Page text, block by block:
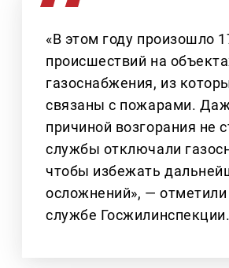
«В этом году произошло
происшествий на
газоснабжения, из
связаны с пожарами.
причиной возгорания не
службы отключали
чтобы избежать
осложнений», — отметили
службе Госжилинспекции.